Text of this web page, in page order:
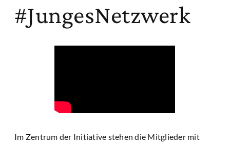
#JungesNetzwerk
Im Zentrum der Initiative stehen die Mitglieder mit